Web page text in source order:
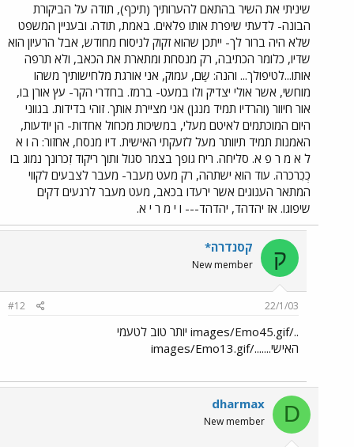
שיניתי את השיר בהתאם להערותיך (תיכף), תודה על הביקורת
הבונה- לדעתי שיפרת אותו פלאים. באמת, תודה. ובעניין המשפט
שלא היה ברור לך- ייתכן שהוא זקוק לניסוח מחודש, אבל הרעיון הוא
שדיו, כלומר הכתיבה, רק מנסחת ומתארת את הכאב, ולא תרפה
אותו...לטיפולך... והנה: שַם, עמוק, אני אורגת מלחישותיך משהו
מוחשי, אשר אולי יצדיק ולו במעט- ברמז. בחדרי הקר- עץ אורן בו,
אור חיוור (והרדיו תמיד מנגן) אני מציירת אותך. זוהי בדידות. בגווני
היום המוכתמים לאיטם מעלי, במשיכות מכחול אחדות- הן יודעות,
האמנות תמיד תיוותר מעל לזעקתי האישית. דיו מנסח, אחזור: ה ו א
ל א מ ר פ א. סליחה. ריח גופך בצמר סגול ותוך ריקוד זִכרונך נמוג בו
כְכִרכרה. עוד הוא ישתהה, רק מעט מעבר- מעבר לצבעים לקווי
המתאר הענוגים אשר ירעדו בכאב, מעט מעבר לרגעים דקים
שיפוגו. אז יהדהד, יהדהד--- ו י מ ר י א.
ק קסנדרה*
New member
22/1/03
#12
../images/Emo45.gif יותר טוב לטעמי
האישי......./images/Emo13.gif
D
dharmax
New member